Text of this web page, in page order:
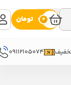
0
0 تومان
09112105074